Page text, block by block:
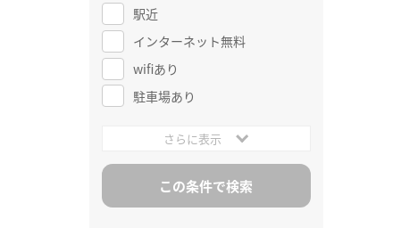
駅近
インターネット無料
wifiあり
駐車場あり
さらに表示